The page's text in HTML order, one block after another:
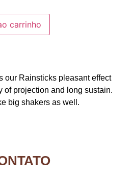
carrinho
our Rainsticks pleasant effect
of projection and long sustain.
big shakers as well.